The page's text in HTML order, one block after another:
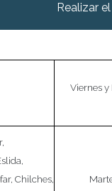
Realizar
Viernes y
Chilches,